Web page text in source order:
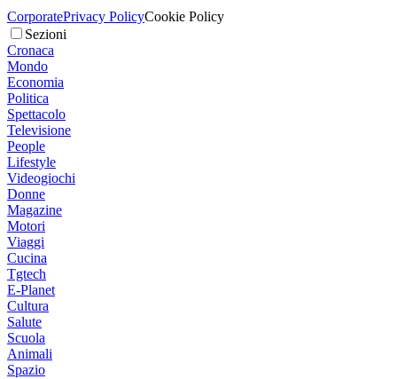
CorporatePrivacy PolicyCookie Policy
Sezioni
Cronaca
Mondo
Economia
Politica
Spettacolo
Televisione
People
Lifestyle
Videogiochi
Donne
Magazine
Motori
Viaggi
Cucina
Tgtech
E-Planet
Cultura
Salute
Scuola
Animali
Spazio